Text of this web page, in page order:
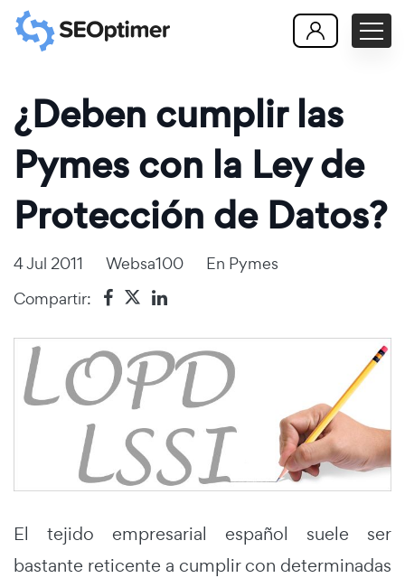
¿Deben cumplir las
Pymes con la Ley de
Protección de Datos?
4 Jul 2011 Websa100 En Pymes
Compartir:
El tejido empresarial español
suele ser
bastante reticente a cumplir con determinadas